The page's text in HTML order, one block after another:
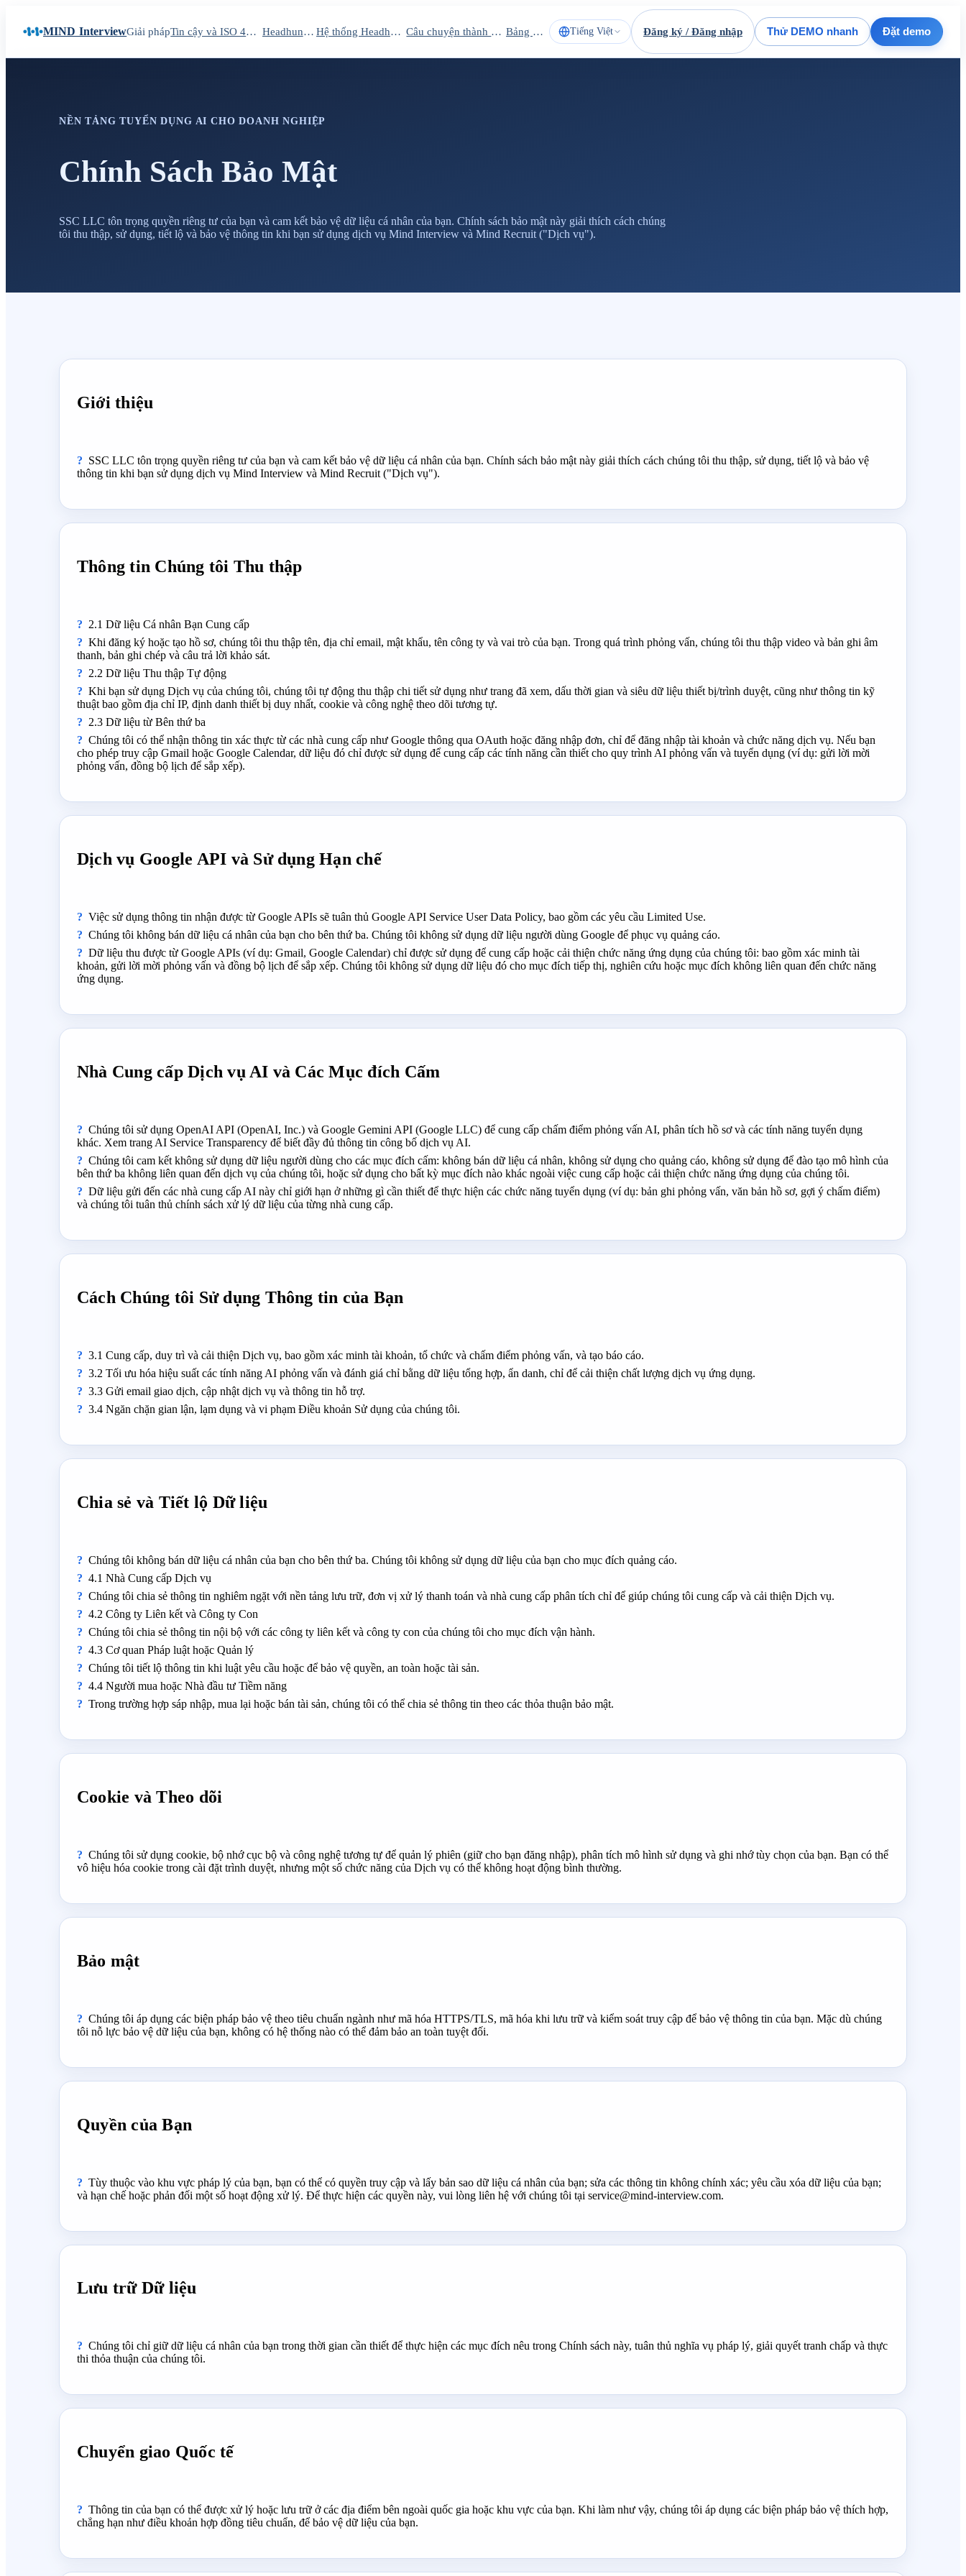
MIND InterviewGiải pháp Tin cậy và ISO 42001 Headhunting Hệ thống Headhunter Câu chuyện thành công Bảng giá Tiếng Việt Đăng ký / Đăng nhập Thử DEMO nhanh Đặt demo
NỀN TẢNG TUYỂN DỤNG AI CHO DOANH NGHIỆP
Chính Sách Bảo Mật
SSC LLC tôn trọng quyền riêng tư của bạn và cam kết bảo vệ dữ liệu cá nhân của bạn. Chính sách bảo mật này giải thích cách chúng
tôi thu thập, sử dụng, tiết lộ và bảo vệ thông tin khi bạn sử dụng dịch vụ Mind Interview và Mind Recruit ("Dịch vụ").
Giới thiệu
SSC LLC tôn trọng quyền riêng tư của bạn và cam kết bảo vệ dữ liệu cá nhân của bạn. Chính sách bảo mật này giải thích cách chúng tôi thu thập, sử dụng, tiết lộ và bảo vệ
thông tin khi bạn sử dụng dịch vụ Mind Interview và Mind Recruit ("Dịch vụ").
Thông tin Chúng tôi Thu thập
2.1 Dữ liệu Cá nhân Bạn Cung cấp
Khi đăng ký hoặc tạo hồ sơ, chúng tôi thu thập tên, địa chỉ email, mật khẩu, tên công ty và vai trò của bạn. Trong quá trình phỏng vấn, chúng tôi thu thập video và bản ghi âm
thanh, bản ghi chép và câu trả lời khảo sát.
2.2 Dữ liệu Thu thập Tự động
Khi bạn sử dụng Dịch vụ của chúng tôi, chúng tôi tự động thu thập chi tiết sử dụng như trang đã xem, dấu thời gian và siêu dữ liệu thiết bị/trình duyệt, cũng như thông tin kỹ
thuật bao gồm địa chỉ IP, định danh thiết bị duy nhất, cookie và công nghệ theo dõi tương tự.
2.3 Dữ liệu từ Bên thứ ba
Chúng tôi có thể nhận thông tin xác thực từ các nhà cung cấp như Google thông qua OAuth hoặc đăng nhập đơn, chỉ để đăng nhập tài khoản và chức năng dịch vụ. Nếu bạn
cho phép truy cập Gmail hoặc Google Calendar, dữ liệu đó chỉ được sử dụng để cung cấp các tính năng cần thiết cho quy trình AI phỏng vấn và tuyển dụng (ví dụ: gửi lời mời
phỏng vấn, đồng bộ lịch để sắp xếp).
Dịch vụ Google API và Sử dụng Hạn chế
Việc sử dụng thông tin nhận được từ Google APIs sẽ tuân thủ Google API Service User Data Policy, bao gồm các yêu cầu Limited Use.
Chúng tôi không bán dữ liệu cá nhân của bạn cho bên thứ ba. Chúng tôi không sử dụng dữ liệu người dùng Google để phục vụ quảng cáo.
Dữ liệu thu được từ Google APIs (ví dụ: Gmail, Google Calendar) chỉ được sử dụng để cung cấp hoặc cải thiện chức năng ứng dụng của chúng tôi: bao gồm xác minh tài
khoản, gửi lời mời phỏng vấn và đồng bộ lịch để sắp xếp. Chúng tôi không sử dụng dữ liệu đó cho mục đích tiếp thị, nghiên cứu hoặc mục đích không liên quan đến chức năng
ứng dụng.
Nhà Cung cấp Dịch vụ AI và Các Mục đích Cấm
Chúng tôi sử dụng OpenAI API (OpenAI, Inc.) và Google Gemini API (Google LLC) để cung cấp chấm điểm phỏng vấn AI, phân tích hồ sơ và các tính năng tuyển dụng
khác. Xem trang AI Service Transparency để biết đầy đủ thông tin công bố dịch vụ AI.
Chúng tôi cam kết không sử dụng dữ liệu người dùng cho các mục đích cấm: không bán dữ liệu cá nhân, không sử dụng cho quảng cáo, không sử dụng để đào tạo mô hình của
bên thứ ba không liên quan đến dịch vụ của chúng tôi, hoặc sử dụng cho bất kỳ mục đích nào khác ngoài việc cung cấp hoặc cải thiện chức năng ứng dụng của chúng tôi.
Dữ liệu gửi đến các nhà cung cấp AI này chỉ giới hạn ở những gì cần thiết để thực hiện các chức năng tuyển dụng (ví dụ: bản ghi phỏng vấn, văn bản hồ sơ, gợi ý chấm điểm)
và chúng tôi tuân thủ chính sách xử lý dữ liệu của từng nhà cung cấp.
Cách Chúng tôi Sử dụng Thông tin của Bạn
3.1 Cung cấp, duy trì và cải thiện Dịch vụ, bao gồm xác minh tài khoản, tổ chức và chấm điểm phỏng vấn, và tạo báo cáo.
3.2 Tối ưu hóa hiệu suất các tính năng AI phỏng vấn và đánh giá chỉ bằng dữ liệu tổng hợp, ẩn danh, chỉ để cải thiện chất lượng dịch vụ ứng dụng.
3.3 Gửi email giao dịch, cập nhật dịch vụ và thông tin hỗ trợ.
3.4 Ngăn chặn gian lận, lạm dụng và vi phạm Điều khoản Sử dụng của chúng tôi.
Chia sẻ và Tiết lộ Dữ liệu
Chúng tôi không bán dữ liệu cá nhân của bạn cho bên thứ ba. Chúng tôi không sử dụng dữ liệu của bạn cho mục đích quảng cáo.
4.1 Nhà Cung cấp Dịch vụ
Chúng tôi chia sẻ thông tin nghiêm ngặt với nền tảng lưu trữ, đơn vị xử lý thanh toán và nhà cung cấp phân tích chỉ để giúp chúng tôi cung cấp và cải thiện Dịch vụ.
4.2 Công ty Liên kết và Công ty Con
Chúng tôi chia sẻ thông tin nội bộ với các công ty liên kết và công ty con của chúng tôi cho mục đích vận hành.
4.3 Cơ quan Pháp luật hoặc Quản lý
Chúng tôi tiết lộ thông tin khi luật yêu cầu hoặc để bảo vệ quyền, an toàn hoặc tài sản.
4.4 Người mua hoặc Nhà đầu tư Tiềm năng
Trong trường hợp sáp nhập, mua lại hoặc bán tài sản, chúng tôi có thể chia sẻ thông tin theo các thỏa thuận bảo mật.
Cookie và Theo dõi
Chúng tôi sử dụng cookie, bộ nhớ cục bộ và công nghệ tương tự để quản lý phiên (giữ cho bạn đăng nhập), phân tích mô hình sử dụng và ghi nhớ tùy chọn của bạn. Bạn có thể
vô hiệu hóa cookie trong cài đặt trình duyệt, nhưng một số chức năng của Dịch vụ có thể không hoạt động bình thường.
Bảo mật
Chúng tôi áp dụng các biện pháp bảo vệ theo tiêu chuẩn ngành như mã hóa HTTPS/TLS, mã hóa khi lưu trữ và kiểm soát truy cập để bảo vệ thông tin của bạn. Mặc dù chúng
tôi nỗ lực bảo vệ dữ liệu của bạn, không có hệ thống nào có thể đảm bảo an toàn tuyệt đối.
Quyền của Bạn
Tùy thuộc vào khu vực pháp lý của bạn, bạn có thể có quyền truy cập và lấy bản sao dữ liệu cá nhân của bạn; sửa các thông tin không chính xác; yêu cầu xóa dữ liệu của bạn;
và hạn chế hoặc phản đối một số hoạt động xử lý. Để thực hiện các quyền này, vui lòng liên hệ với chúng tôi tại service@mind-interview.com.
Lưu trữ Dữ liệu
Chúng tôi chỉ giữ dữ liệu cá nhân của bạn trong thời gian cần thiết để thực hiện các mục đích nêu trong Chính sách này, tuân thủ nghĩa vụ pháp lý, giải quyết tranh chấp và thực
thi thỏa thuận của chúng tôi.
Chuyển giao Quốc tế
Thông tin của bạn có thể được xử lý hoặc lưu trữ ở các địa điểm bên ngoài quốc gia hoặc khu vực của bạn. Khi làm như vậy, chúng tôi áp dụng các biện pháp bảo vệ thích hợp,
chẳng hạn như điều khoản hợp đồng tiêu chuẩn, để bảo vệ dữ liệu của bạn.